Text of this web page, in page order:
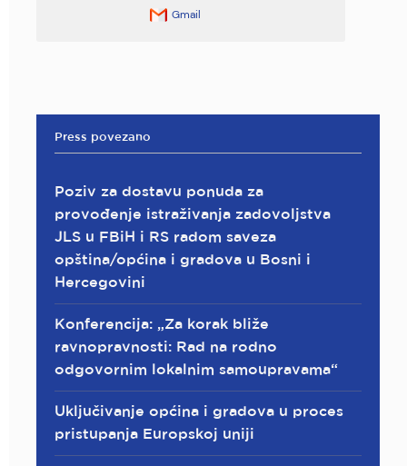
Gmail
Press povezano
Poziv za dostavu ponuda za
provođenje istraživanja zadovoljstva
JLS u FBiH i RS radom saveza
opština/općina i gradova u Bosni i
Hercegovini
Konferencija: „Za korak bliže
ravnopravnosti: Rad na rodno
odgovornim lokalnim samoupravama“
Uključivanje općina i gradova u proces
pristupanja Europskoj uniji